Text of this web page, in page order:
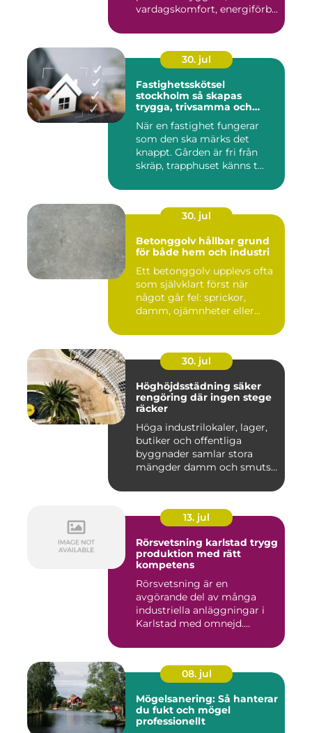
vardagskomfort, energiförb...
30. jul
Fastighetsskötsel
stockholm så skapas
trygga, trivsamma och
När en fastighet fungerar
som den ska märks det
knappt. Gården är fri från
skräp, trapphuset känns t...
30. jul
Betonggolv hållbar grund
för både hem och industri
Ett betonggolv upplevs ofta
som självklart först när
något går fel: sprickor,
damm, ojämnheter eller...
30. jul
Höghöjdsstädning säker
rengöring där ingen stege
räcker
Höga industrilokaler, lager,
butiker och offentliga
byggnader samlar stora
mängder damm och smuts
13. jul
Rörsvetsning karlstad trygg
produktion med rätt
kompetens
Rörsvetsning är en
avgörande del av många
industriella anläggningar i
Karlstad med omnejd.
08. jul
Mögelsanering: Så hanterar
du fukt och mögel
professionellt